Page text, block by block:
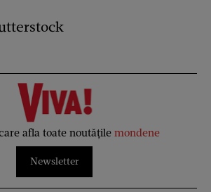
afla toate noutățile mondene
Newsletter